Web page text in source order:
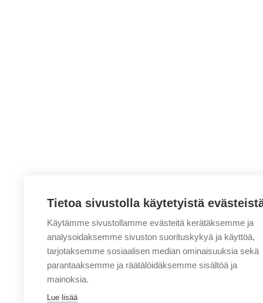
Tietoa sivustolla käytetyistä
Käytämme sivustollamme evästeitä kerätäksemme ja
analysoidaksemme sivuston suorituskykyä ja käyttöä,
tarjotaksemme sosiaalisen median ominaisuuksia sekä
parantaaksemme ja räätälöidäksemme sisältöä ja
mainoksia.
Lue lisää